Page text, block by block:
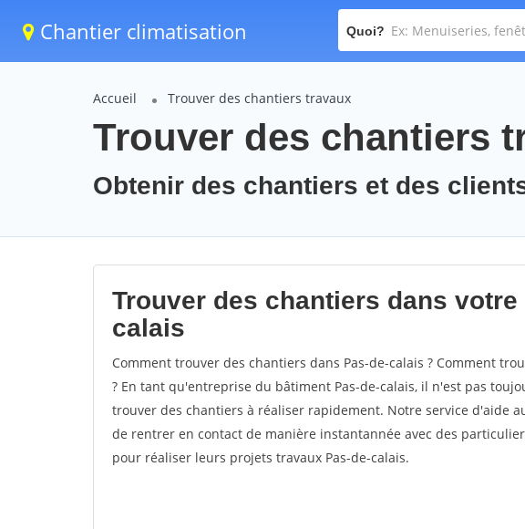
Chantier climatisation Quoi?
Accueil Trouver des chantiers travaux
Trouver des chantiers
Obtenir des chantiers et des
Trouver des chantiers dans
calais
Comment trouver des chantiers dans Pas-de-calais ? Comment
? En tant qu'entreprise du bâtiment Pas-de-calais, il n'est pas
trouver des chantiers à réaliser rapidement. Notre service d'aide
de rentrer en contact de manière instantannée avec des
pour réaliser leurs projets travaux Pas-de-calais.